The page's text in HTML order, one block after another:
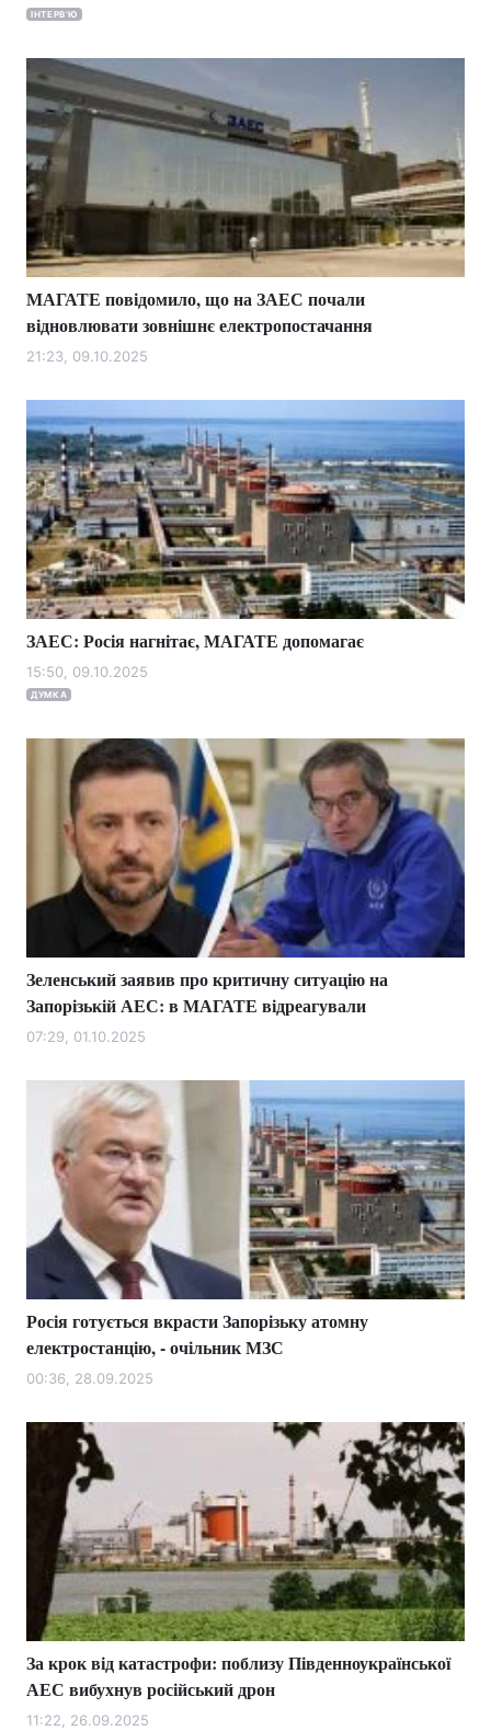
ІНТЕРВ'Ю
МАГАТЕ повідомило, що на ЗАЕС почали
відновлювати зовнішнє електропостачання
21:23, 09.10.2025
ЗАЕС: Росія нагнітає, МАГАТЕ допомагає
15:50, 09.10.2025
ДУМКА
Зеленський заявив про критичну ситуацію на
Запорізькій АЕС: в МАГАТЕ відреагували
07:29, 01.10.2025
Росія готується вкрасти Запорізьку атомну
електростанцію, - очільник МЗС
00:36, 28.09.2025
За крок від катастрофи: поблизу Південноукраїнської
АЕС вибухнув російський дрон
11:22, 26.09.2025